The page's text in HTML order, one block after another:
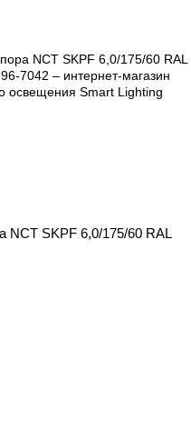
NCT SKPF 6,0/175/60 RAL